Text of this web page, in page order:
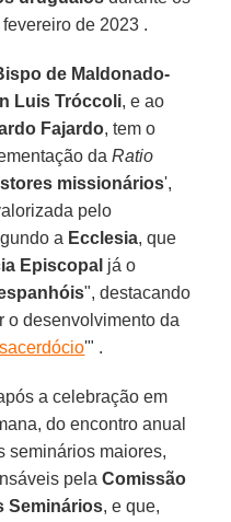
de 2023 .
de Maldonado-
Luis Tróccoli, e ao
Fajardo, tem o
daRatio
missionários',
pelo
a Ecclesia, que
Episcopal já o
", destacando
o desenvolvimento da
'" .
a celebração em
do encontro anual
seminários maiores,
​​pelaComissão
Seminários, e que,